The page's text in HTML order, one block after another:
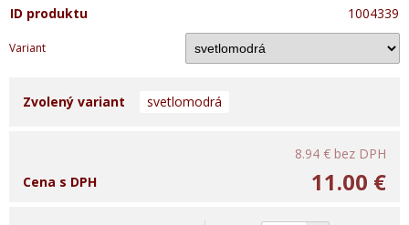
ID produktu 1004339
Variant
Zvolený variant svetlomodrá
8.94 € bez DPH
11.00 €
Cena s DPH